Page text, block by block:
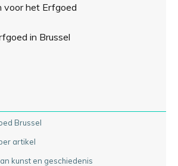
voor het Erfgoed
in Brussel
Brussel
artikel
kunst en geschiedenis